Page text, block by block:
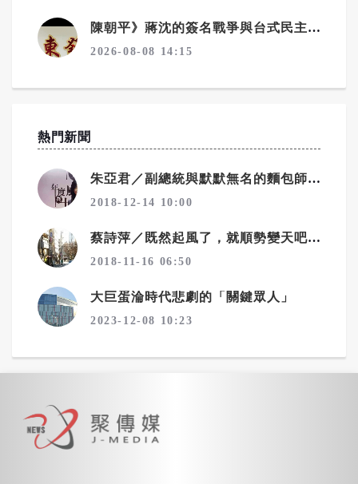
陳朝平》蔣沈的簽名戰爭與台式民主深沉的悲哀
2026-08-08 14:15
熱門新聞
朱亞君／副總統與默默無名的麵包師傅
2018-12-14 10:00
蔡詩萍／既然起風了，就順勢變天吧！一個勉強算文化人的感觸
2018-11-16 06:50
大巨蛋淪時代悲劇的「關鍵眾人」
2023-12-08 10:23